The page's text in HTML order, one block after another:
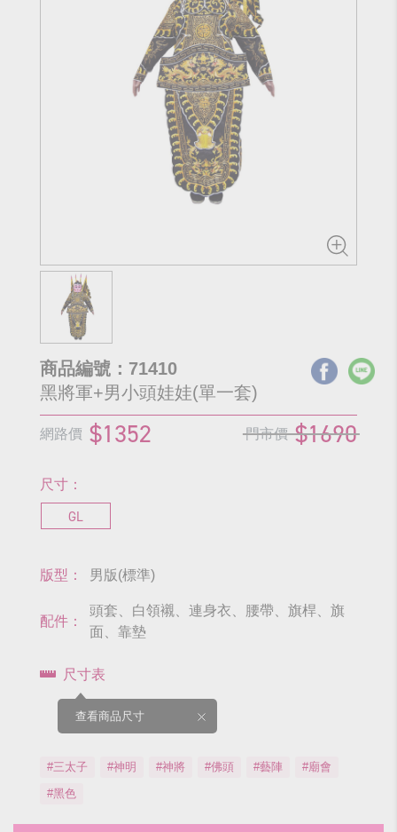
商品編號：71410
黑將軍+男小頭娃娃(單一套)
網路價 $1352 門市價 $1690
尺寸：
GL
版型： 男版(標準)
配件：
頭套、白領襯、連身衣、腰帶、旗桿、旗
面、靠墊
尺寸表
查看商品尺寸
#三太子 #神明 #神將 #佛頭 #藝陣
#廟會
#黑色